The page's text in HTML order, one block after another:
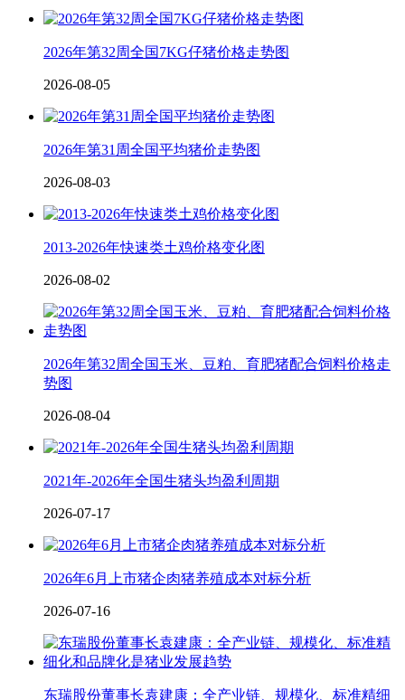
2026年第32周全国7KG仔猪价格走势图
2026-08-05
2026年第31周全国平均猪价走势图
2026-08-03
2013-2026年快速类土鸡价格变化图
2026-08-02
2026年第32周全国玉米、豆粕、育肥猪配合饲料价格走
势图
2026-08-04
2021年-2026年全国生猪头均盈利周期
2026-07-17
2026年6月上市猪企肉猪养殖成本对标分析
2026-07-16
东瑞股份董事长袁建康：全产业链、规模化、标准精细